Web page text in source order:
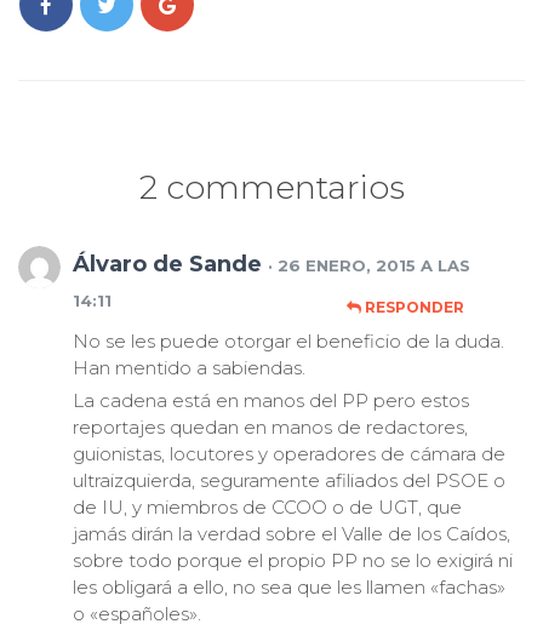
2 commentarios
Álvaro de Sande · 26 ENERO, 2015 A LAS
14:11
No se les puede otorgar el beneficio de la duda.
Han mentido a sabiendas.
La cadena está en manos del PP pero estos
reportajes quedan en manos de redactores,
guionistas, locutores y operadores de cámara de
ultraizquierda, seguramente afiliados del PSOE o
de IU, y miembros de CCOO o de UGT, que
jamás dirán la verdad sobre el Valle de los Caídos,
sobre todo porque el propio PP no se lo exigirá ni
les obligará a ello, no sea que les llamen «fachas»
o «españoles».
RESPONDER